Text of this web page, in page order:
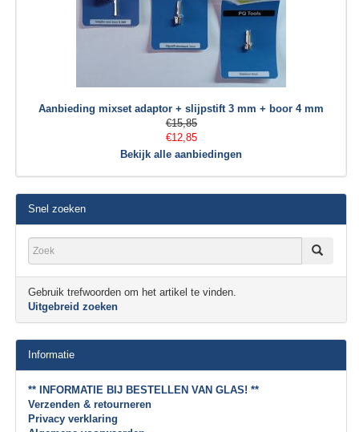
Aanbieding mixset adaptor + slijpstift 3 mm + boor 4 mm
€15,85
€12,85
Bekijk alle aanbiedingen
Snel zoeken
Gebruik trefwoorden om het artikel te vinden.
Uitgebreid zoeken
Informatie
** INFORMATIE BIJ BESTELLEN VAN GLAS! **
Verzenden & retourneren
Privacy verklaring